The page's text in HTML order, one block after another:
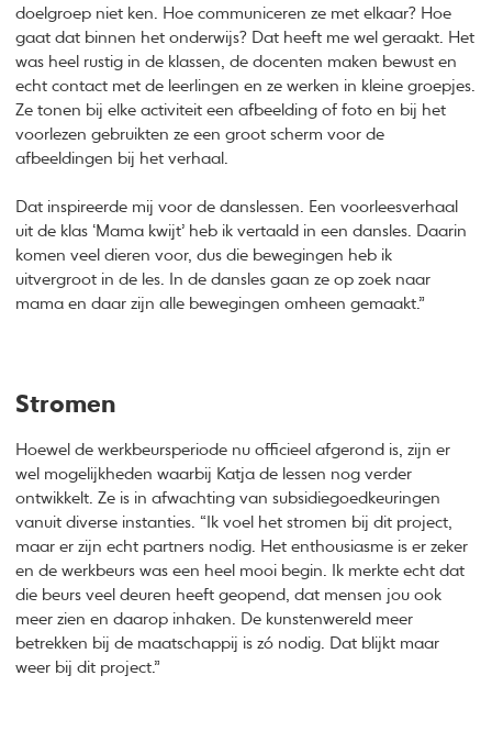
doelgroep niet ken. Hoe communiceren ze met elkaar? Hoe
gaat dat binnen het onderwijs? Dat heeft me wel geraakt. Het
was heel rustig in de klassen, de docenten maken bewust en
echt contact met de leerlingen en ze werken in kleine groepjes.
Ze tonen bij elke activiteit een afbeelding of foto en bij het
voorlezen gebruikten ze een groot scherm voor de
afbeeldingen bij het verhaal.
Dat inspireerde mij voor de danslessen. Een voorleesverhaal
uit de klas ‘Mama kwijt’ heb ik vertaald in een dansles. Daarin
komen veel dieren voor, dus die bewegingen heb ik
uitvergroot in de les. In de dansles gaan ze op zoek naar
mama en daar zijn alle bewegingen omheen gemaakt.”
Stromen
Hoewel de werkbeursperiode nu officieel afgerond is, zijn er
wel mogelijkheden waarbij Katja de lessen nog verder
ontwikkelt. Ze is in afwachting van subsidiegoedkeuringen
vanuit diverse instanties. “Ik voel het stromen bij dit project,
maar er zijn echt partners nodig. Het enthousiasme is er zeker
en de werkbeurs was een heel mooi begin. Ik merkte echt dat
die beurs veel deuren heeft geopend, dat mensen jou ook
meer zien en daarop inhaken. De kunstenwereld meer
betrekken bij de maatschappij is zó nodig. Dat blijkt maar
weer bij dit project.”